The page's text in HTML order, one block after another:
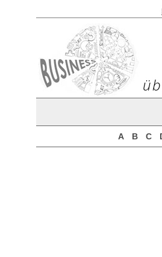
A B C